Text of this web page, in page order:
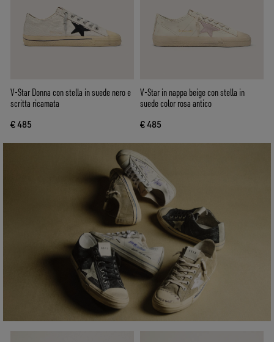
V-Star Donna con stella in suede nero e
scritta ricamata
€ 485
V-Star in nappa beige con stella in
suede color rosa antico
€ 485